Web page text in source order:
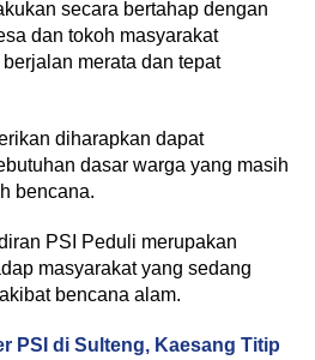
secara bertahap dengan
dan tokoh masyarakat
merata dan tepat
diharapkan dapat
dasar warga yang masih
bencana.
PSI Peduli merupakan
masyarakat yang sedang
bencana alam.
PSI di Sulteng, Kaesang Titip